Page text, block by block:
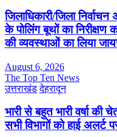
जिलाधिकारी/जिला
के पोलिंग बूथों का
की व्यवस्थाओं का लिया
August 6, 2026
The Top Ten News
उत्तराखंड देहरादून
भारी से बहुत भारी वर्षा की
सभी विभागों को हाई अलर्ट